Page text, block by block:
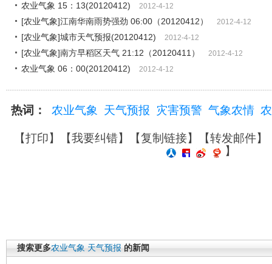
农业气象 15：13(20120412) 2012-4-12
[农业气象]江南华南雨势强劲 06:00（20120412） 2012-4-12
[农业气象]城市天气预报(20120412) 2012-4-12
[农业气象]南方早稻区天气 21:12（20120411） 2012-4-12
农业气象 06：00(20120412) 2012-4-12
热词： 农业气象 天气预报 灾害预警 气象农情
【打印】【我要纠错】【复制链接】【转发邮件】
】
搜索更多农业气象 天气预报 的新闻